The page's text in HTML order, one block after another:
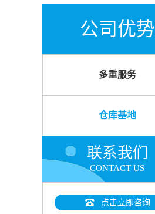
公司优势
多重服务
仓库基地
联系我们
CONTACT US
点击立即咨询